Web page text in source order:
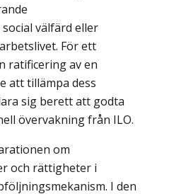
välfärd eller
För ett
ratificering av en
att tillämpa dess
sig berett att godta
övervakning från ILO.
om
och rättigheter i
I den